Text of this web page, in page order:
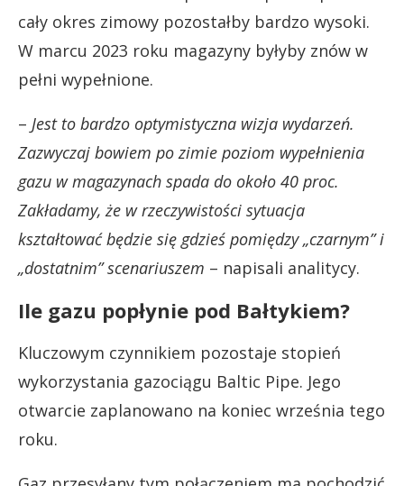
cały okres zimowy pozostałby bardzo wysoki.
W marcu 2023 roku magazyny byłyby znów w
pełni wypełnione.
– Jest to bardzo optymistyczna wizja wydarzeń.
Zazwyczaj bowiem po zimie poziom wypełnienia
gazu w magazynach spada do około 40 proc.
Zakładamy, że w rzeczywistości sytuacja
kształtować będzie się gdzieś pomiędzy „czarnym” i
„dostatnim” scenariuszem – napisali analitycy.
Ile gazu popłynie pod Bałtykiem?
Kluczowym czynnikiem pozostaje stopień
wykorzystania gazociągu Baltic Pipe. Jego
otwarcie zaplanowano na koniec września tego
roku.